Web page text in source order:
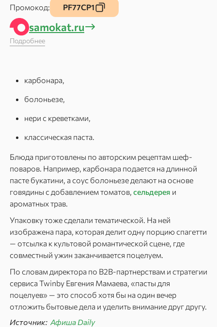
Промокод: PF77CP1
samokat.ru
Подробнее
карбонара,
болоньезе,
нери с креветками,
классическая паста.
Блюда приготовлены по авторским рецептам шеф-
поваров. Например, карбонара подается на длинной
пасте букатини, а соус болоньезе делают на основе
говядины с добавлением томатов, сельдерея и
ароматных трав.
Упаковку тоже сделали тематической. На ней
изображена пара, которая делит одну порцию спагетти
— отсылка к культовой романтической сцене, где
совместный ужин заканчивается поцелуем.
По словам директора по B2B-партнерствам и стратегии
сервиса Twinby Евгения Мамаева, «пасты для
поцелуев» — это способ хотя бы на один вечер
отложить бытовые дела и уделить внимание друг другу.
Источник: Афиша Daily